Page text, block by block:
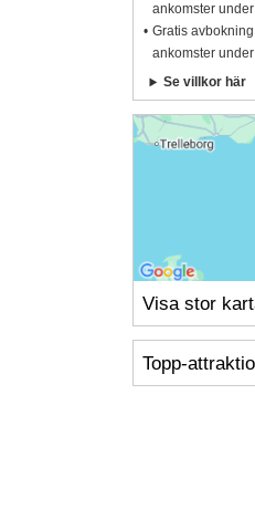
ankomster
Gratis
ankomster
Se villkor här
Visa stor
Topp-